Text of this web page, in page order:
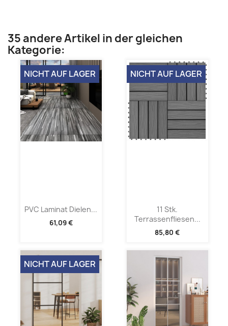
35 andere Artikel in der gleichen
Kategorie:
PVC Laminat Dielen...
61,09 €
NICHT AUF LAGER
11 Stk.
Terrassenfliesen...
85,80 €
NICHT AUF LAGER
NICHT AUF LAGER